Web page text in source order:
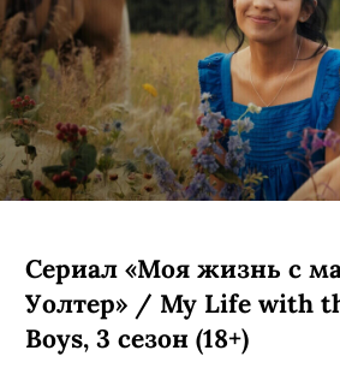
Сериал «Моя жизнь с
Уолтер» / My Life with
Boys, 3 сезон (18+)